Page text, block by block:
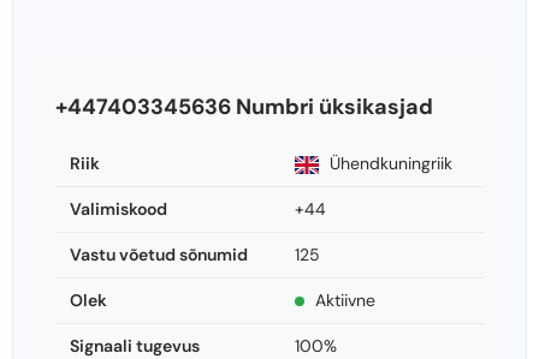
+447403345636 Numbri üksikasjad
Riik Ühendkuningriik
Valimiskood +44
Vastu võetud sõnumid 125
Olek Aktiivne
Signaali tugevus 100%